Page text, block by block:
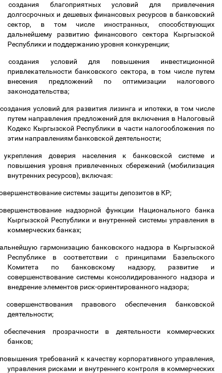
создания благоприятных условий для привлечения
долгосрочных и дешевых финансовых ресурсов в банковский
сектор, в том числе иностранных, способствующих
дальнейшему развитию финансового сектора Кыргызской
Республики и поддержанию уровня конкуренции;
создания условий для повышения инвестиционной
привлекательности банковского сектора, в том числе путем
внесения предложений по оптимизации налогового
законодательства;
создания условий для развития лизинга и ипотеки, в том числе
путем направления предложений для включения в Налоговый
Кодекс Кыргызской Республики в части налогообложения по
этим направлениям банковской деятельности;
укрепления доверия населения к банковской системе и
повышения уровня привлеченных сбережений (мобилизация
внутренних ресурсов), включая:
системы защиты депозитов в КР;
надзорной функции Национального банка
Кыргызской Республики и внутренней системы управления в
коммерческих банках;
гармонизацию банковского надзора в Кыргызской
Республике в соответствии с принципами Базельского
Комитета по банковскому надзору, развитие и
совершенствование системы консолидированного надзора и
внедрение элементов риск-ориентированного надзора;
совершенствования правового обеспечения банковской
деятельности;
обеспечения прозрачности в деятельности коммерческих
банков;
повышения требований к качеству корпоративного управления,
управления рисками и внутреннего контроля в коммерческих